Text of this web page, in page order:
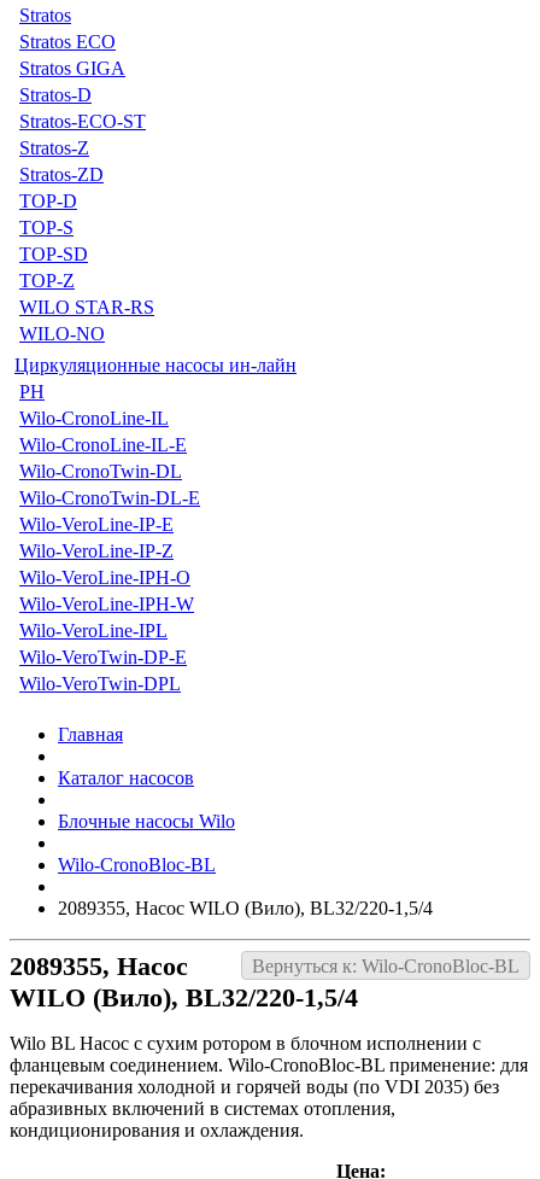
Stratos
Stratos ECO
Stratos GIGA
Stratos-D
Stratos-ECO-ST
Stratos-Z
Stratos-ZD
TOP-D
TOP-S
TOP-SD
TOP-Z
WILO STAR-RS
WILO-NO
Циркуляционные насосы ин-лайн
PH
Wilo-CronoLine-IL
Wilo-CronoLine-IL-E
Wilo-CronoTwin-DL
Wilo-CronoTwin-DL-E
Wilo-VeroLine-IP-E
Wilo-VeroLine-IP-Z
Wilo-VeroLine-IPH-O
Wilo-VeroLine-IPH-W
Wilo-VeroLine-IPL
Wilo-VeroTwin-DP-E
Wilo-VeroTwin-DPL
Главная
Каталог насосов
Блочные насосы Wilo
Wilo-CronoBloc-BL
2089355, Насос WILO (Вило), BL32/220-1,5/4
Вернуться к: Wilo-CronoBloc-BL
2089355, Насос
WILO (Вило), BL32/220-1,5/4
Wilo BL Насос с сухим ротором в блочном исполнении с
фланцевым соединением. Wilo-CronoBloc-BL применение: для
перекачивания холодной и горячей воды (по VDI 2035) без
абразивных включений в системах отопления,
кондиционирования и охлаждения.
Цена: